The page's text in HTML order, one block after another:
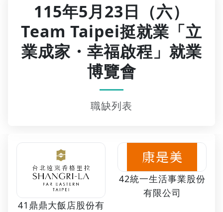
115年5月23日（六）
Team Taipei挺就業「立
業成家・幸福啟程」就業
博覽會
職缺列表
41鼎鼎大飯店股份有
42統一生活事業股份
有限公司